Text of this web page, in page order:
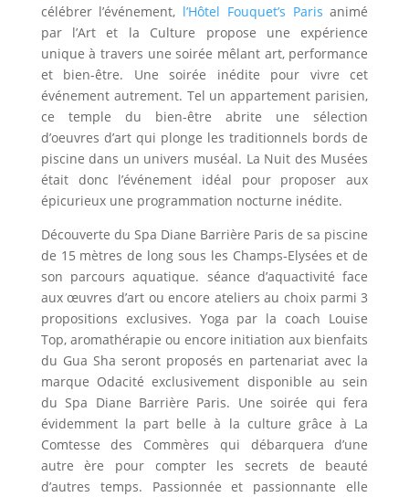
célébrer l’événement, l’Hôtel Fouquet’s Paris animé
par l’Art et la Culture propose une expérience
unique à travers une soirée mêlant art, performance
et bien-être. Une soirée inédite pour vivre cet
événement autrement. Tel un appartement parisien,
ce temple du bien-être abrite une sélection
d’oeuvres d’art qui plonge les traditionnels bords de
piscine dans un univers muséal. La Nuit des Musées
était donc l’événement idéal pour proposer aux
épicurieux une programmation nocturne inédite.
Découverte du Spa Diane Barrière Paris de sa piscine
de 15 mètres de long sous les Champs-Elysées et de
son parcours aquatique. séance d’aquactivité face
aux œuvres d’art ou encore ateliers au choix parmi 3
propositions exclusives. Yoga par la coach Louise
Top, aromathérapie ou encore initiation aux bienfaits
du Gua Sha seront proposés en partenariat avec la
marque Odacité exclusivement disponible au sein
du Spa Diane Barrière Paris. Une soirée qui fera
évidemment la part belle à la culture grâce à La
Comtesse des Commères qui débarquera d’une
autre ère pour compter les secrets de beauté
d’autres temps. Passionnée et passionnante elle